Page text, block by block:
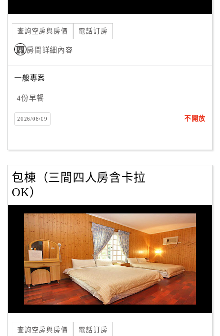
傳查詢空房與房價 電話訂房
房間詳細內容
一般專案
4份早餐
2026/08/09 不開放
包棟（三間四人房含卡拉
OK）
查詢空房與房價 電話訂房